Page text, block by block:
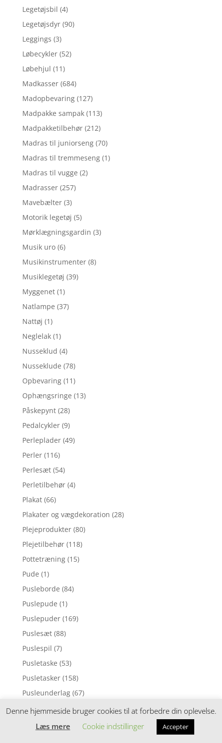
Legetøjsbil (4)
Legetøjsdyr (90)
Leggings (3)
Løbecykler (52)
Løbehjul (11)
Madkasser (684)
Madopbevaring (127)
Madpakke sampak (113)
Madpakketilbehør (212)
Madras til juniorseng (70)
Madras til tremmeseng (1)
Madras til vugge (2)
Madrasser (257)
Mavebælter (3)
Motorik legetøj (5)
Mørklægningsgardin (3)
Musik uro (6)
Musikinstrumenter (8)
Musiklegetøj (39)
Myggenet (1)
Natlampe (37)
Nattøj (1)
Neglelak (1)
Nusseklud (4)
Nusseklude (78)
Opbevaring (11)
Ophængsringe (13)
Påskepynt (28)
Pedalcykler (9)
Perleplader (49)
Perler (116)
Perlesæt (54)
Perletilbehør (4)
Plakat (66)
Plakater og vægdekoration (28)
Plejeprodukter (80)
Plejetilbehør (118)
Pottetræning (15)
Pude (1)
Pusleborde (84)
Puslepude (1)
Puslepuder (169)
Puslesæt (88)
Puslespil (7)
Pusletaske (53)
Pusletasker (158)
Pusleunderlag (67)
Puttekasser (30)
Pyntepuder
Denne hjemmeside bruger cookies til at forbedre din oplevelse.
Læs mere
Cookie indstillinger Accepter